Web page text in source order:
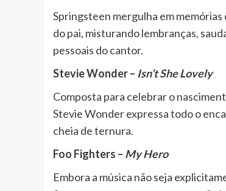
Springsteen mergulha em
do pai, misturando lembranças,
pessoais do cantor.
Stevie Wonder – Isn’t She Lovely
Composta para celebrar o
Stevie Wonder expressa todo o
cheia de ternura.
Foo Fighters – My Hero
Embora a música não seja